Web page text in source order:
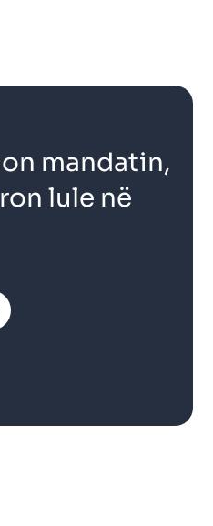
mandatin,
lule në